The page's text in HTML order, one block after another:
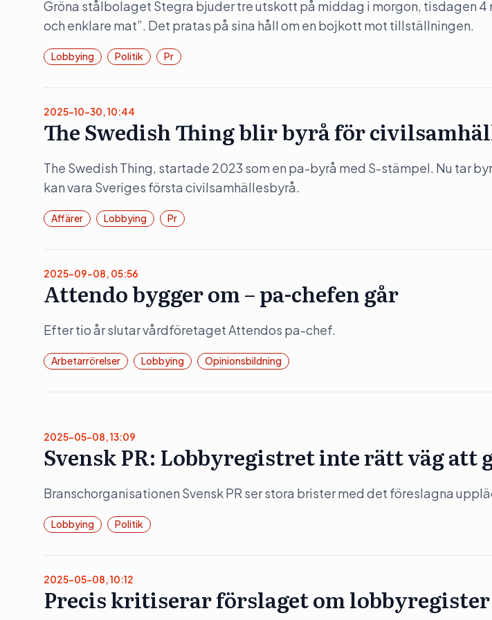
Gröna stålbolaget Stegra bjuder tre utskott på middag i morgon, tisdagen 4
och enklare mat”. Det pratas på sina håll om en bojkott mot tillställningen.
Lobbying Politik Pr
2025-10-30, 10:44
The Swedish Thing blir byrå för
The Swedish Thing, startade 2023 som en pa-byrå med S-stämpel. Nu tar
kan vara Sveriges första civilsamhällesbyrå.
Affärer Lobbying Pr
2025-09-08, 05:56
Attendo bygger om – pa-chefen går
Efter tio år slutar vårdföretaget Attendos pa-chef.
Arbetarrörelser Lobbying Opinionsbildning
2025-05-08, 13:09
Svensk PR: Lobbyregistret inte rätt väg att
Branschorganisationen Svensk PR ser stora brister med det föreslagna
Lobbying Politik
2025-05-08, 10:12
Precis kritiserar förslaget om lobbyregister